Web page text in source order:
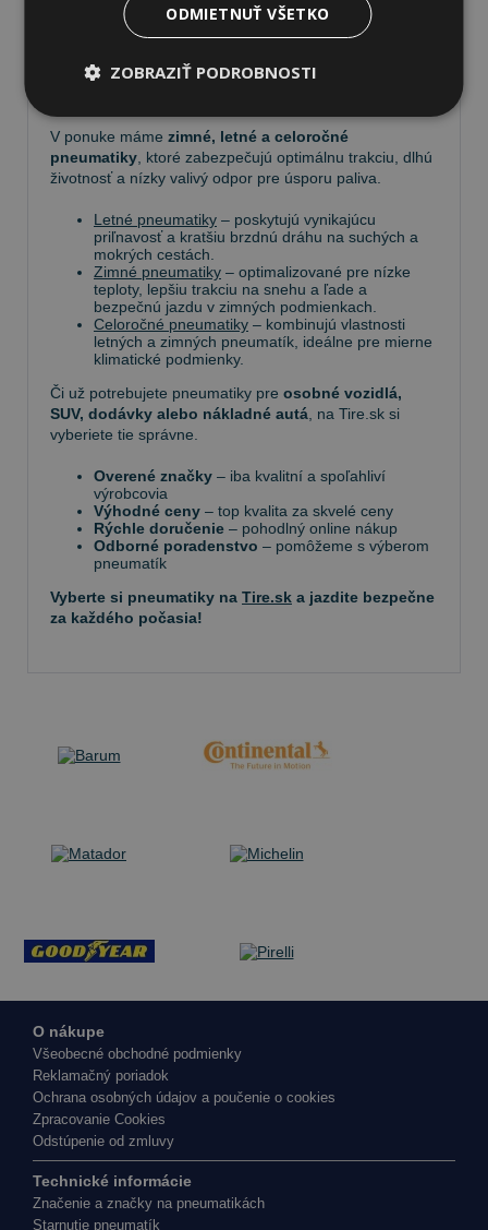
podmienok.
Barum, Matador,Semperit, ako aj ďalších výrobcov:
V ponuke máme zimné, letné a celoročné
pneumatiky , ktoré zabezpečujú optimálnu trakciu, dlhú
životnosť a nízky valivý odpor pre úsporu paliva.
Letné pneumatiky – poskytujú vynikajúcu
priľnavosť a kratšiu brzdnú dráhu na suchých a
mokrých cestách.
Zimné pneumatiky – optimalizované pre nízke
teploty, lepšiu trakciu na snehu a ľade a
bezpečnú jazdu v zimných podmienkach.
Celoročné pneumatiky – kombinujú vlastnosti
letných a zimných pneumatík, ideálne pre mierne
klimatické podmienky.
Či už potrebujete pneumatiky pre osobné vozidlá,
SUV, dodávky alebo nákladné autá , na Tire.sk si
vyberiete tie správne.
Overené značky – iba kvalitní a spoľahliví
výrobcovia
Výhodné ceny – top kvalita za skvelé ceny
Rýchle doručenie – pohodlný online nákup
Odborné poradenstvo – pomôžeme s výberom
pneumatík
Vyberte si pneumatiky na Tire.sk a jazdite bezpečne
za každého počasia!
O nákupe
Všeobecné obchodné podmienky
Reklamačný poriadok
Ochrana osobných údajov a poučenie o cookies
Zpracovanie Cookies
Odstúpenie od zmluvy
Technické informácie
Značenie a značky na pneumatikách
Starnutie pneumatík
ODMIETNUŤ VŠETKO
ZOBRAZIŤ PODROBNOSTI